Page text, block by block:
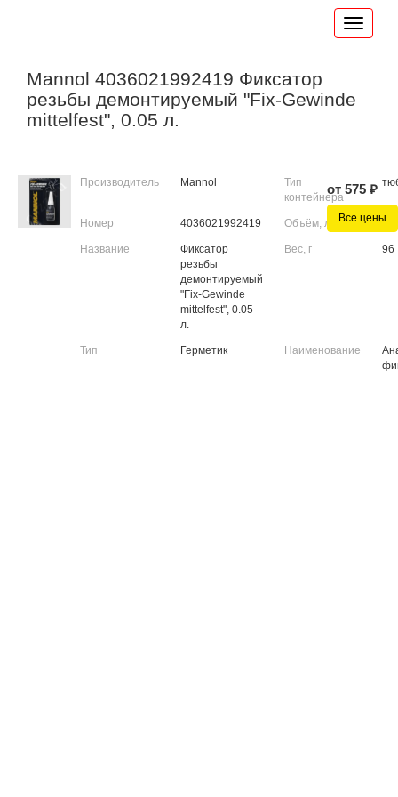
Mannol 4036021992419 Фиксатор
резьбы демонтируемый "Fix-Gewinde
mittelfest", 0.05 л.
Производитель Mannol
Тип
контейнера
Номер 4036021992419 Объём, л
Название
Фиксатор
резьбы
демонтируемый
"Fix-Gewinde
mittelfest", 0.05
л.
Вес, г 96
Тип Герметик Наименование
от 575 ₽
Все цены